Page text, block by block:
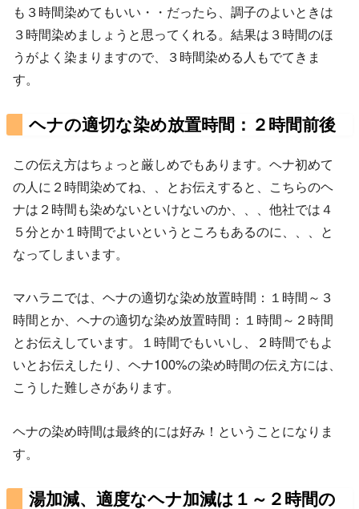
も３時間染めてもいい・・だったら、調子のよいときは
３時間染めましょうと思ってくれる。結果は３時間のほ
うがよく染まりますので、３時間染める人もでてきま
す。
ヘナの適切な染め放置時間：２時間前後
この伝え方はちょっと厳しめでもあります。ヘナ初めて
の人に２時間染めてね、、とお伝えすると、こちらのヘ
ナは２時間も染めないといけないのか、、、他社では４
５分とか１時間でよいというところもあるのに、、、と
なってしまいます。
マハラニでは、ヘナの適切な染め放置時間：１時間～３
時間とか、ヘナの適切な染め放置時間：１時間～２時間
とお伝えしています。１時間でもいいし、２時間でもよ
いとお伝えしたり、ヘナ100%の染め時間の伝え方には、
こうした難しさがあります。
ヘナの染め時間は最終的には好み！ということになりま
す。
湯加減、適度なヘナ加減は１～２時間の